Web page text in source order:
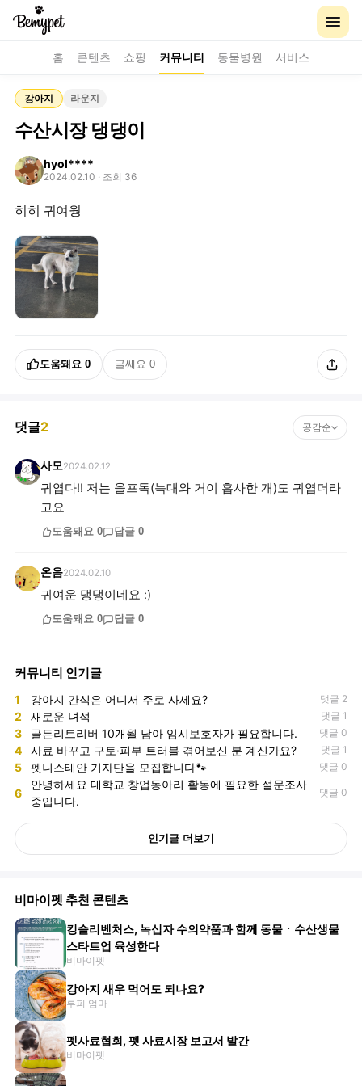
홈 콘텐츠 쇼핑 커뮤니티 동물병원 서비스
강아지 라운지
수산시장 댕댕이
hyol****
2024.02.10 · 조회 36
히히 귀여웡
도움돼요 0 글쎄요 0
댓글2 공감순
사모 2024.02.12
귀엽다!! 저는 올프독(늑대와 거이 흡사한 개)도 귀엽더라
고요
도움돼요 0 답글 0
온음2024.02.10
귀여운 댕댕이네요 :)
도움돼요 0 답글 0
커뮤니티 인기글
1 강아지 간식은 어디서 주로 사세요? 댓글 2
2 새로운 녀석 댓글 1
3 골든리트리버 10개월 남아 임시보호자가 필요합니다. 댓글 0
4 사료 바꾸고 구토·피부 트러블 겪어보신 분 계신가요? 댓글 1
5 펫니스태안 기자단을 모집합니다🐾 댓글 0
6
안녕하세요 대학교 창업동아리 활동에 필요한 설문조사
중입니다.
댓글 0
인기글 더보기
비마이펫 추천 콘텐츠
킹슬리벤처스, 녹십자 수의약품과 함께 동물ㆍ수산생물
스타트업 육성한다
비마이펫
강아지 새우 먹어도 되나요?
루피 엄마
펫사료협회, 펫 사료시장 보고서 발간
비마이펫